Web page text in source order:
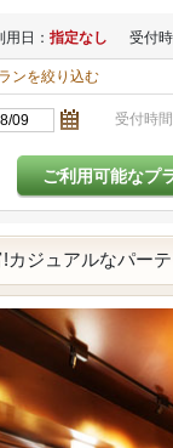
用日： 指定なし 受付時
ンを絞り込む
受付時間
カジュアルなパー